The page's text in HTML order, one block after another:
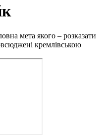
мета якого – розказати
кремлівською